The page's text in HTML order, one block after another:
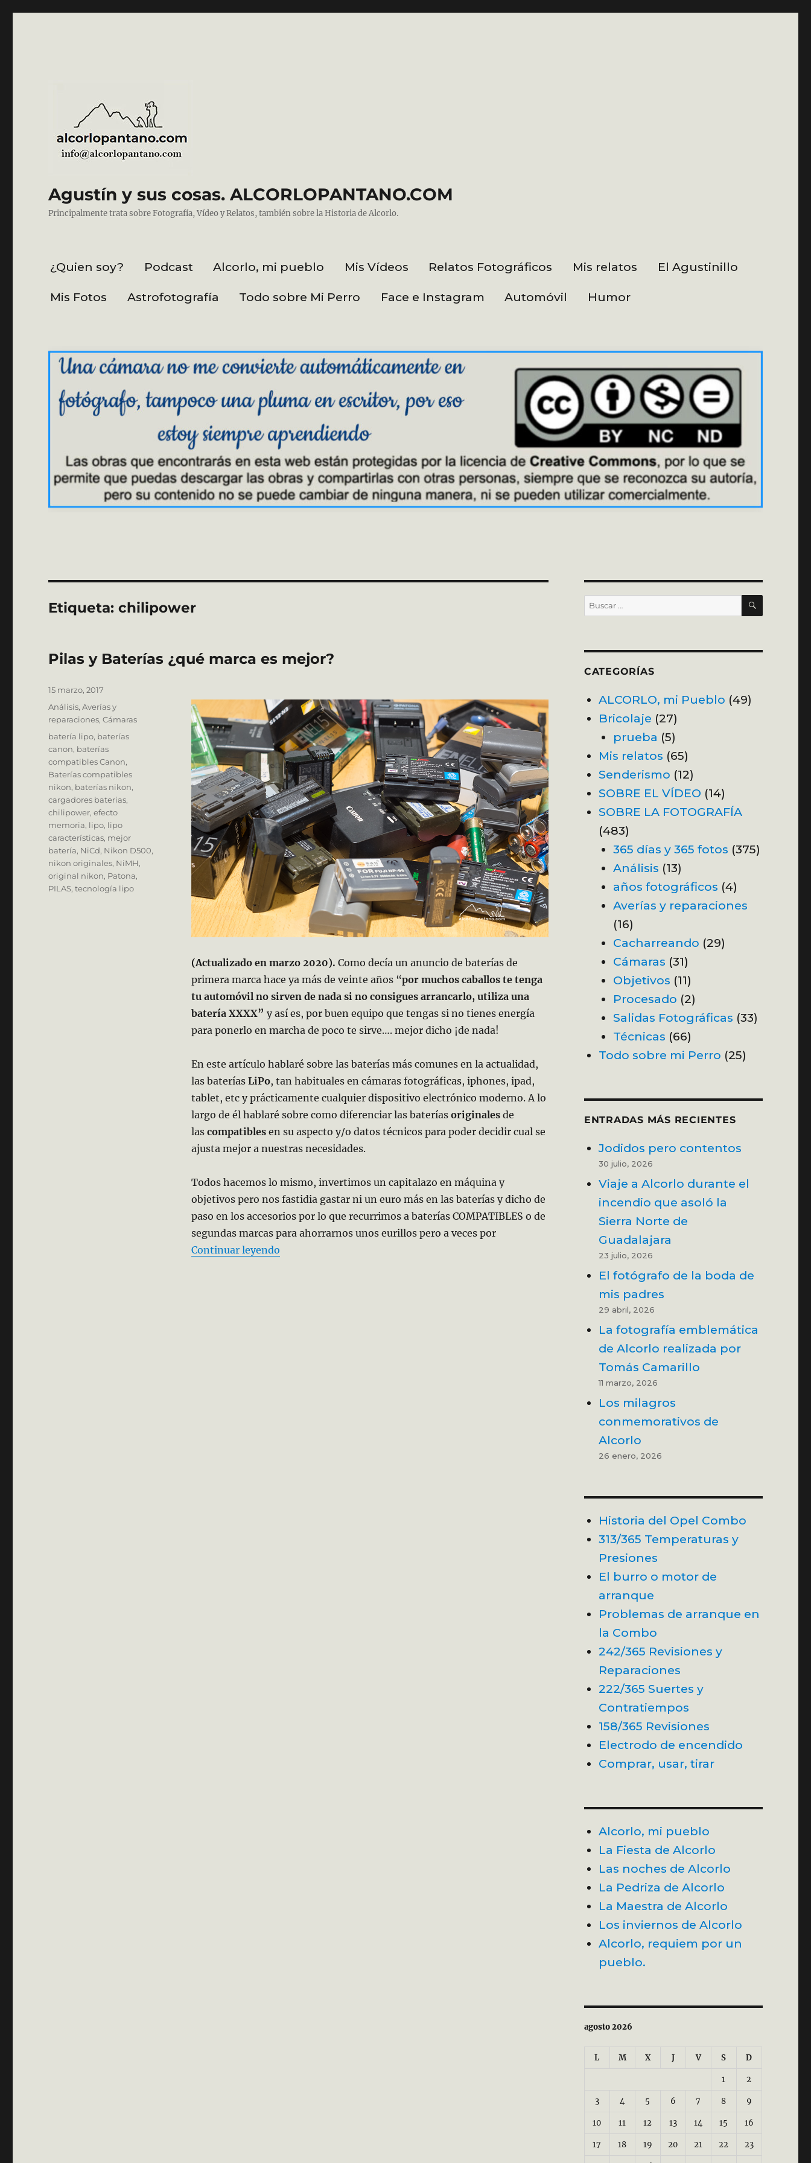
Agustín y sus cosas. ALCORLOPANTANO.COM
Principalmente trata sobre Fotografía, Vídeo y Relatos, también sobre la Historia de Alcorlo.
¿Quien soy? Podcast Alcorlo, mi pueblo Mis Vídeos Relatos Fotográficos Mis relatos El Agustinillo
Mis Fotos Astrofotografía Todo sobre Mi Perro Face e Instagram Automóvil Humor
Etiqueta:chilipower
Pilas y Baterías ¿qué marca es mejor?
(Actualizado en marzo 2020). Como decía un anuncio de baterías de
primera marca hace ya más de veinte años “por muchos caballos te tenga
tu automóvil no sirven de nada si no consigues arrancarlo, utiliza una
batería XXXX” y así es, por buen equipo que tengas si no tienes energía
para ponerlo en marcha de poco te sirve…. mejor dicho ¡de nada!
En este artículo hablaré sobre las baterías más comunes en la actualidad,
las baterías LiPo, tan habituales en cámaras fotográficas, iphones, ipad,
tablet, etc y prácticamente cualquier dispositivo electrónico moderno. A lo
largo de él hablaré sobre como diferenciar las baterías originalesde
lascompatiblesen su aspecto y/o datos técnicos para poder decidir cual se
ajusta mejor a nuestras necesidades.
Todos hacemos lo mismo, invertimos un capitalazo en máquina y
objetivos pero nos fastidia gastar ni un euro más en las baterías y dicho de
paso en los accesorios por lo que recurrimos a baterías COMPATIBLES o de
segundas marcas para ahorrarnos unos eurillos pero a veces por
Continuar leyendo«Pilas y Baterías ¿qué marca es mejor?»
Publicado
15 marzo, 2017
Categorías
Análisis,Averías y
reparaciones,Cámaras
Etiquetas
batería lipo, baterías
canon, baterías
compatibles Canon,
Baterías compatibles
nikon, baterías nikon,
cargadores baterias,
chilipower,efecto
memoria, lipo, lipo
características, mejor
batería, NiCd, Nikon D500,
nikon originales, NiMH,
original nikon, Patona,
PILAS,tecnología lipo
Buscar
por:
BUSCAR
CATEGORÍAS
ALCORLO, mi Pueblo (49)
Bricolaje (27)
prueba (5)
Mis relatos (65)
Senderismo (12)
SOBRE EL VÍDEO (14)
SOBRE LA FOTOGRAFÍA
(483)
365 días y 365 fotos (375)
Análisis (13)
años fotográficos (4)
Averías y reparaciones
(16)
Cacharreando (29)
Cámaras (31)
Objetivos (11)
Procesado (2)
Salidas Fotográficas (33)
Técnicas (66)
Todo sobre mi Perro (25)
ENTRADAS MÁS RECIENTES
Jodidos pero contentos
30 julio, 2026
Viaje a Alcorlo durante el
incendio que asoló la
Sierra Norte de
Guadalajara
23 julio, 2026
El fotógrafo de la boda de
mis padres
29 abril, 2026
La fotografía emblemática
de Alcorlo realizada por
Tomás Camarillo
11 marzo, 2026
Los milagros
conmemorativos de
Alcorlo
26 enero, 2026
Historia del Opel Combo
313/365 Temperaturas y
Presiones
El burro o motor de
arranque
Problemas de arranque en
la Combo
242/365 Revisiones y
Reparaciones
222/365 Suertes y
Contratiempos
158/365 Revisiones
Electrodo de encendido
Comprar, usar, tirar
Alcorlo, mi pueblo
La Fiesta de Alcorlo
Las noches de Alcorlo
La Pedriza de Alcorlo
La Maestra de Alcorlo
Los inviernos de Alcorlo
Alcorlo, requiem por un
pueblo.
agosto 2026
L M X J V S D
1 2
3 4 5 6 7 8 9
10 11 12 13 14 15 16
17 18 19 20 21 22 23